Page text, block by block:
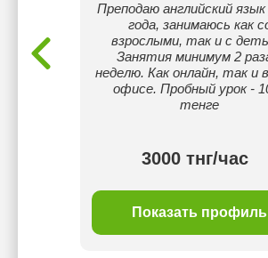
Преподаю английский
года, занимаюсь как
взрослыми, так и с
Занятия минимум 2
неделю. Как онлайн, так и
офисе. Пробный урок -
тенге
3000 тнг/час
Показать профиль